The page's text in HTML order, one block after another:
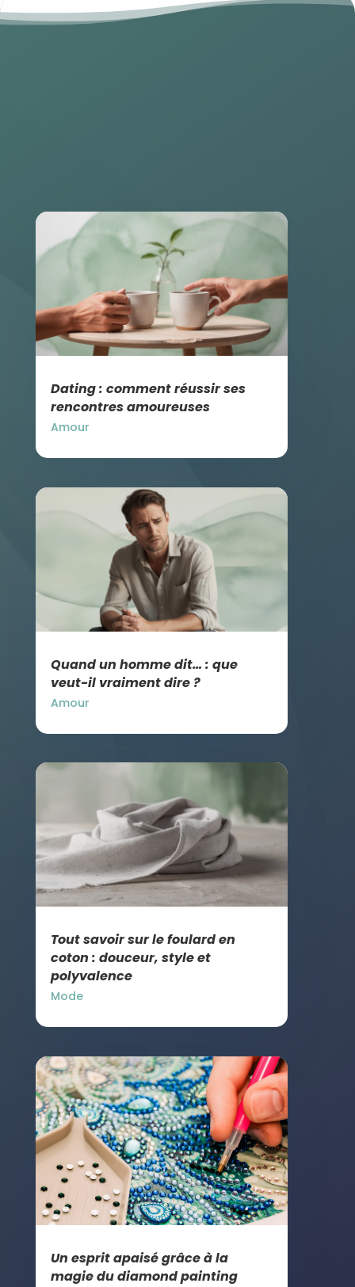
Dating : comment réussir ses
rencontres amoureuses
Amour
Quand un homme dit… : que
veut-il vraiment dire ?
Amour
Tout savoir sur le foulard en
coton : douceur, style et
polyvalence
Mode
Un esprit apaisé grâce à la
magie du diamond painting